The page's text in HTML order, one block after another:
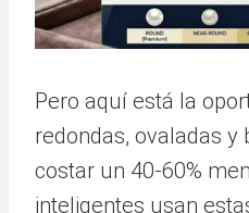
Pero aquí está la
redondas, ovaladas y
costar un 40-60%
inteligentes usan